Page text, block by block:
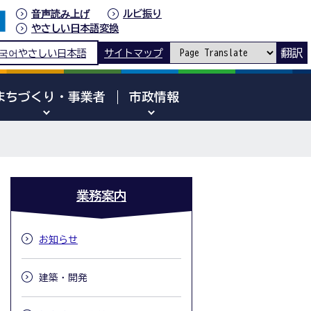
音声読み上げ
ルビ振り
やさしい日本語変換
어 やさしい日本語 サイトマップ 翻訳
ちづくり・事業者 市政情報
業務案内
お知らせ
建築・開発